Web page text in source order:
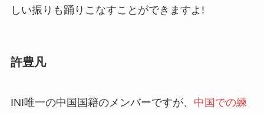
しい振りも踊りこなすことができますよ!
許豊凡
INI唯一の中国国籍のメンバーですが、 中国での練